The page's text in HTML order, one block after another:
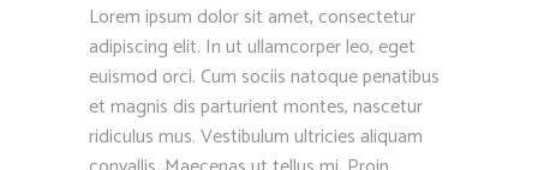
Lorem ipsum dolor sit amet, consectetur
adipiscing elit. In ut ullamcorper leo, eget
euismod orci. Cum sociis natoque penatibus
et magnis dis parturient montes, nascetur
ridiculus mus. Vestibulum ultricies aliquam